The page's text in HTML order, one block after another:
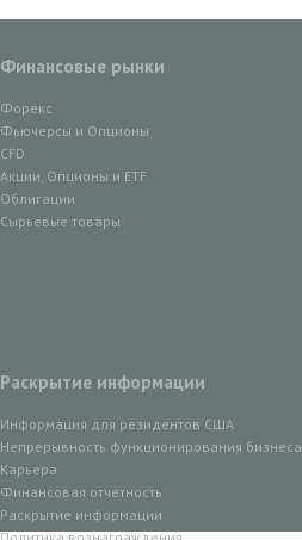
Финансовые рынки
Форекс
Фьючерсы и Опционы
CFD
Акции, Опционы и ETF
Облигации
Сырьевые товары
Раскрытие информации
Информация для резидентов США
Непрерывность функционирования бизнеса
Карьера
Финансовая отчетность
Раскрытие информации